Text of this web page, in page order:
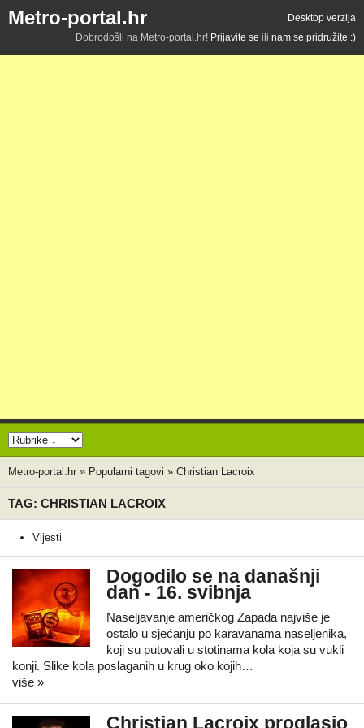
Metro-portal.hr
Desktop verzija
Dobrodošli na Metro-portal.hr! Prijavite se ili nam se pridružite :)
Metro-portal.hr » Popularni tagovi » Christian Lacroix
TAG: CHRISTIAN LACROIX
Vijesti
Dogodilo se na današnji
dan - 16. svibnja
Naseljavanje američkog Zapada najviše je
ostalo u sjećanju po karavanama naseljenika,
koji su putovali u stotinama kola koja su vukli
konji. Slike kola poslaganih u krug oko kojih…
više »
Christian Lacroix proglasio